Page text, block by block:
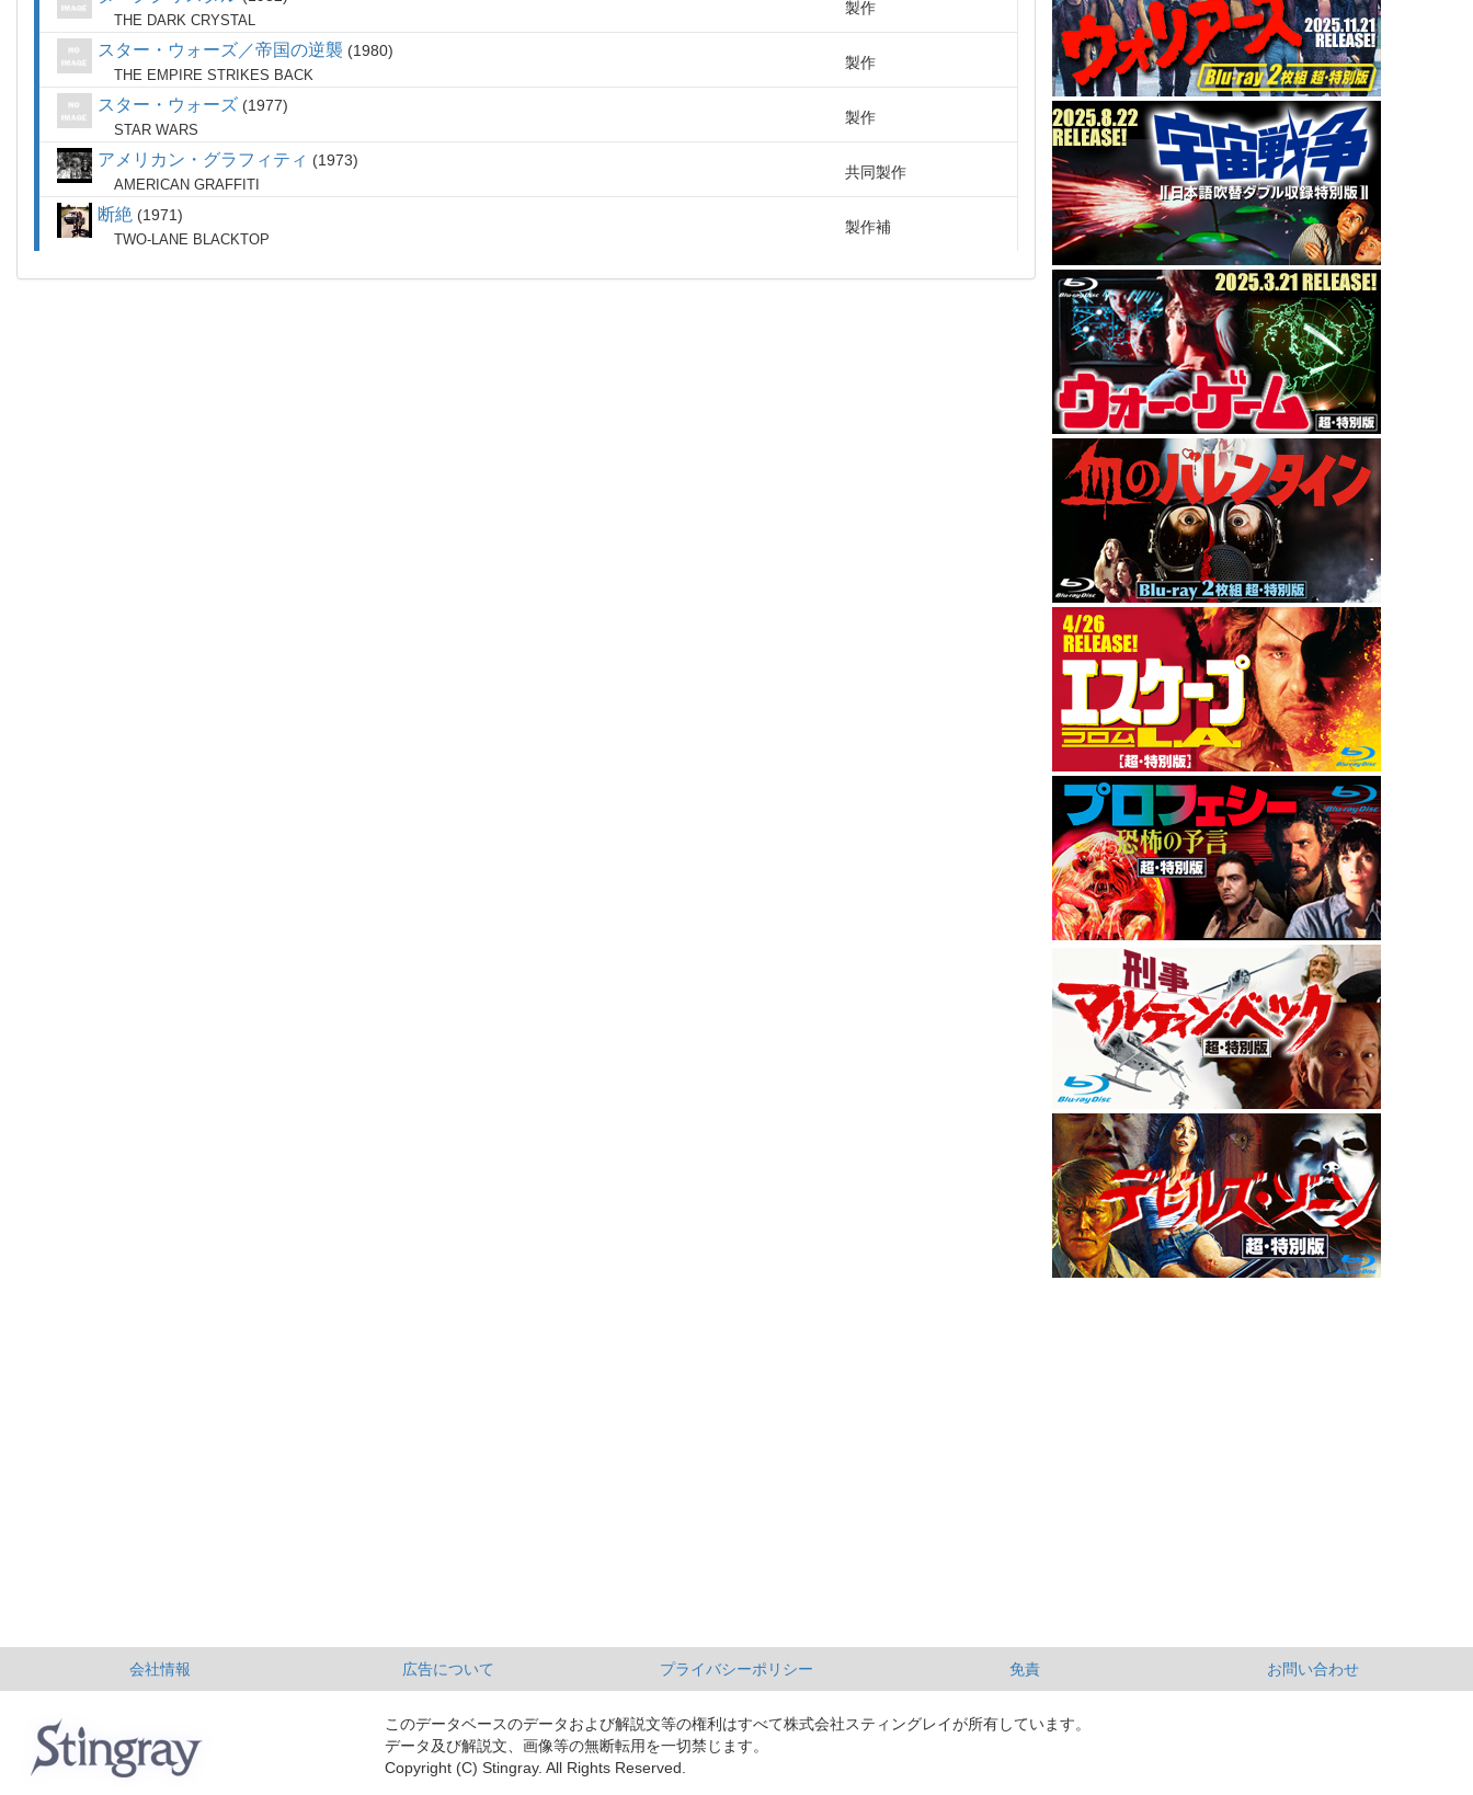
THE DARK CRYSTAL
製作
スター・ウォーズ／帝国の逆襲 1980
THE EMPIRE STRIKES BACK
製作
スター・ウォーズ 1977
STAR WARS
製作
アメリカン・グラフィティ 1973
AMERICAN GRAFFITI
共同製作
断絶 1971
TWO-LANE BLACKTOP
製作補
会社情報 広告について プライバシーポリシー 免責 お問い合わせ
このデータベースのデータおよび解説文等の権利はすべて株式会社スティングレイが所有しています。
データ及び解説文、画像等の無断転用を一切禁じます。
Copyright (C) Stingray. All Rights Reserved.